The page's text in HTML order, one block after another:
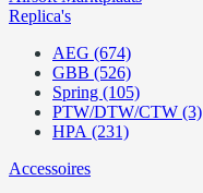
Replica's
AEG (674)
GBB (526)
Spring (105)
PTW/DTW/CTW (3)
HPA (231)
Accessoires